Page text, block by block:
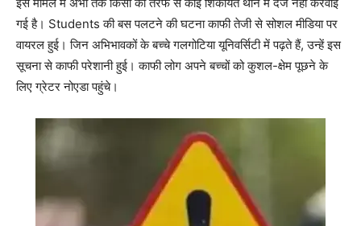
गई है। Students की बस पलटने की घटना काफी तेजी से सोशल मीडिया पर
वायरल हुई। जिन अभिभावकों के बच्चे गलगोटिया यूनिवर्सिटी में पढ़ते हैं, उन्हें इस
सूचना से काफी परेशानी हुई। काफी लोग अपने बच्चों को कुशल-क्षेम पूछने के
लिए ग्रेटर नोएडा पहुंचे।